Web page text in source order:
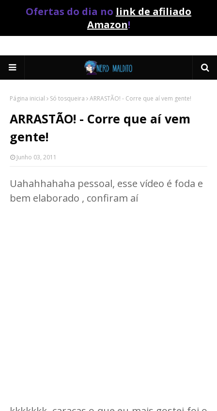
Ofertas do dia no link de afiliado
Amazon!
Página inicial Só tosqueira ARRASTÃO! - Corre que aí vem gente!
ARRASTÃO! - Corre que aí vem
gente!
Junho 03, 2011
Uahahhahaha pessoal, esse vídeo é foda e
bem elaborado , confiram aí